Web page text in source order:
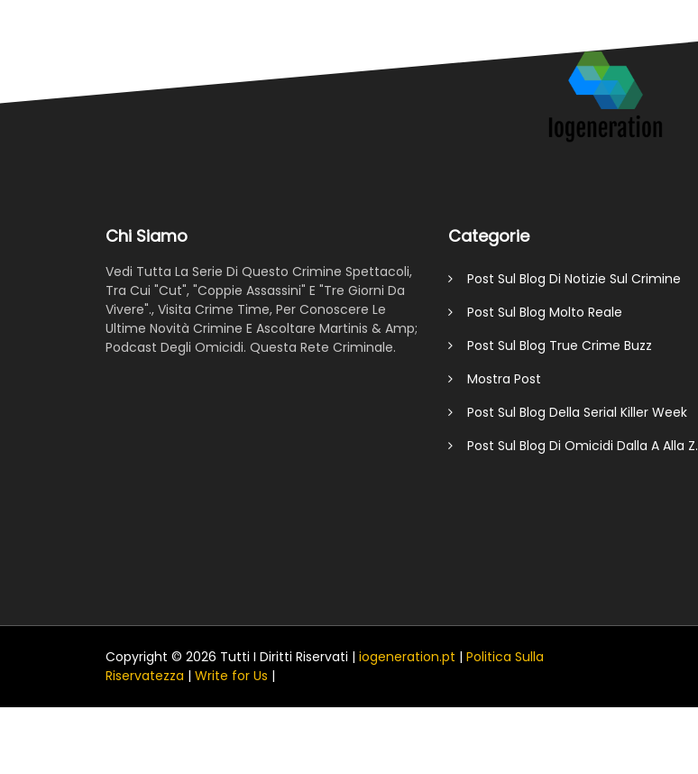
Chi Siamo
Vedi Tutta La Serie Di Questo Crimine Spettacoli,
Tra Cui "Cut", "Coppie Assassini" E "Tre Giorni Da
Vivere"., Visita Crime Time, Per Conoscere Le
Ultime Novità Crimine E Ascoltare Martinis & Amp;
Podcast Degli Omicidi. Questa Rete Criminale.
Categorie
Post Sul Blog Di Notizie Sul Crimine
Post Sul Blog Molto Reale
Post Sul Blog True Crime Buzz
Mostra Post
Post Sul Blog Della Serial Killer Week
Post Sul Blog Di Omicidi Dalla A Alla Z.
Copyright © 2026 Tutti I Diritti Riservati | iogeneration.pt | Politica Sulla
Riservatezza | Write for Us |